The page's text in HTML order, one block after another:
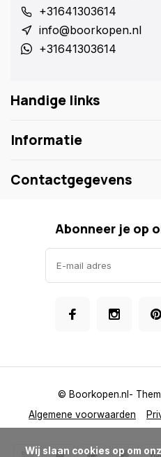
+31641303614
info@boorkopen.nl
+31641303614
Handige links
Informatie
Contactgegevens
Abonneer je op
Algemene voorwaarden
© Boorkopen.nl -